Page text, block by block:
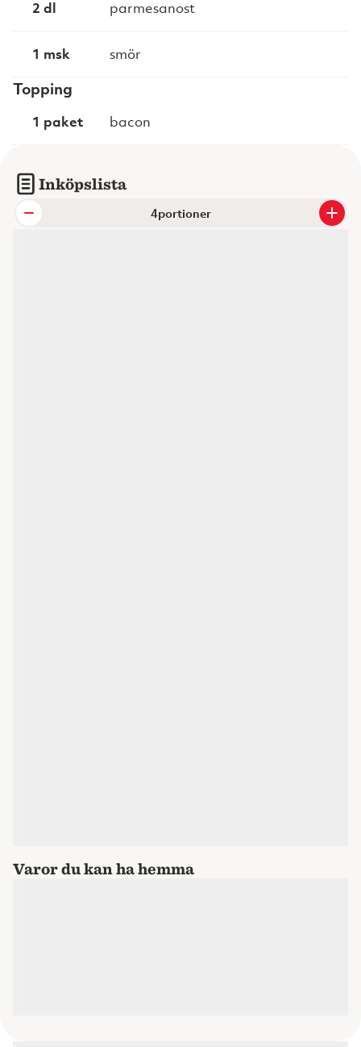
2 dl parmesanost
1 msk smör
Topping
1 paket bacon
Inköpslista
portioner
Varor du kan ha hemma